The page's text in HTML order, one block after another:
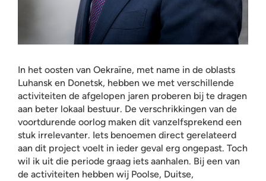
In het oosten van Oekraïne, met name in de oblasts
Luhansk en Donetsk, hebben we met verschillende
activiteiten de afgelopen jaren proberen bij te dragen
aan beter lokaal bestuur. De verschrikkingen van de
voortdurende oorlog maken dit vanzelfsprekend een
stuk irrelevanter. Iets benoemen direct gerelateerd
aan dit project voelt in ieder geval erg ongepast. Toch
wil ik uit die periode graag iets aanhalen. Bij een van
de activiteiten hebben wij Poolse, Duitse,